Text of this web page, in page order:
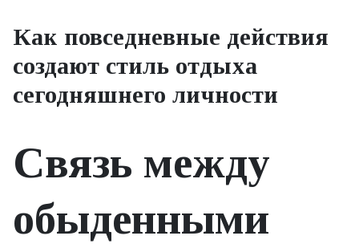
Как повседневные действия
создают стиль отдыха
сегодняшнего личности
Связь между
обыденными